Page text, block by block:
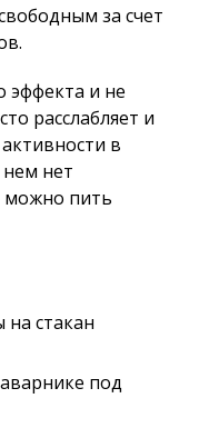
за счет
эффекта и не
расслабляет и
в
нем нет
можно пить
на стакан
под